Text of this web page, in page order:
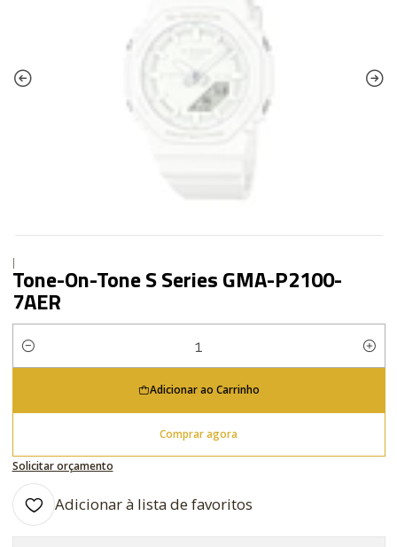
|
Tone-On-Tone S Series GMA-P2100-
7AER
Quantidade
Adicionar ao Carrinho
Comprar agora
Solicitar orçamento
Adicionar à lista de favoritos